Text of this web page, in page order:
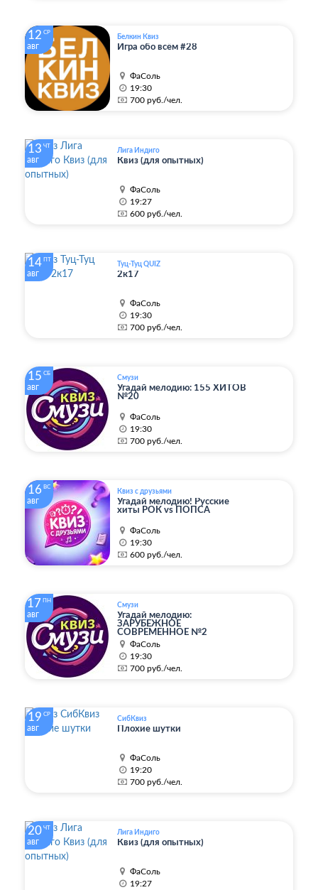
12 СР
авг
Белкин Квиз
Игра обо всём #28
ФаСоль
19:30
700 руб./чел.
13 ЧТ
авг
Лига Индиго
Квиз (для опытных)
ФаСоль
19:27
600 руб./чел.
14 ПТ
авг
Туц-Туц QUIZ
2к17
ФаСоль
19:30
700 руб./чел.
15 СБ
авг
Смузи
Угадай мелодию: 155 ХИТОВ
№20
ФаСоль
19:30
700 руб./чел.
16 ВС
авг
Квиз с друзьями
Угадай мелодию! Русские
хиты РОК vs ПОПСА
ФаСоль
19:30
600 руб./чел.
17 ПН
авг
Смузи
Угадай мелодию:
ЗАРУБЕЖНОЕ
СОВРЕМЕННОЕ №2
ФаСоль
19:30
700 руб./чел.
19 СР
авг
СибКвиз
Плохие шутки
ФаСоль
19:20
700 руб./чел.
20 ЧТ
авг
Лига Индиго
Квиз (для опытных)
ФаСоль
19:27